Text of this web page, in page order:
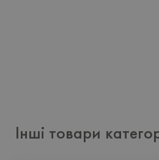
Інші товари